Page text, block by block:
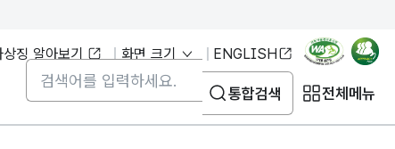
징 알아보기 화면 크기 ENGLISH
통합검색
통합검색 전체메뉴